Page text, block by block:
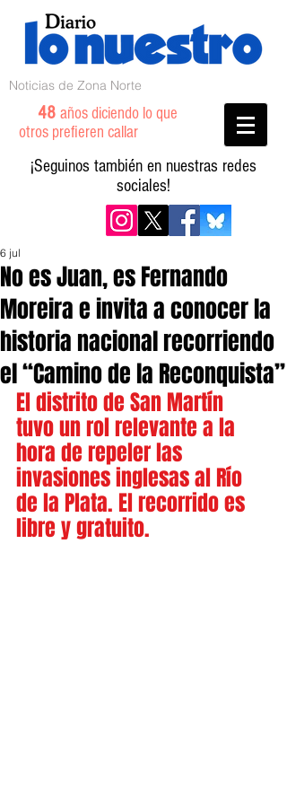
Noticias de Zona Norte
48 años diciendo lo que
otros prefieren callar
¡Seguinos también en nuestras redes
sociales!
No es Juan, es Fernando
Moreira e invita a conocer la
historia nacional recorriendo
el “Camino de la Reconquista”
6 jul
El distrito de San Martín
tuvo un rol relevante a la
hora de repeler las
invasiones inglesas al Río
de la Plata. El recorrido es
libre y gratuito.